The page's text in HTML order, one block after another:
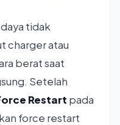
tidak
charger atau
berat saat
Setelah
Restart pada
force restart